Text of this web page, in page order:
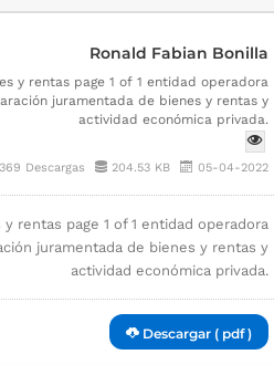
Ronald Fabian Bonilla
y rentas page 1 of 1 entidad operadora
juramentada de bienes y rentas y
actividad económica privada.
369 Descargas 204.53 KB 05-04-2022
rentas page 1 of 1 entidad operadora
juramentada de bienes y rentas y
actividad económica privada.
Descargar ( pdf )